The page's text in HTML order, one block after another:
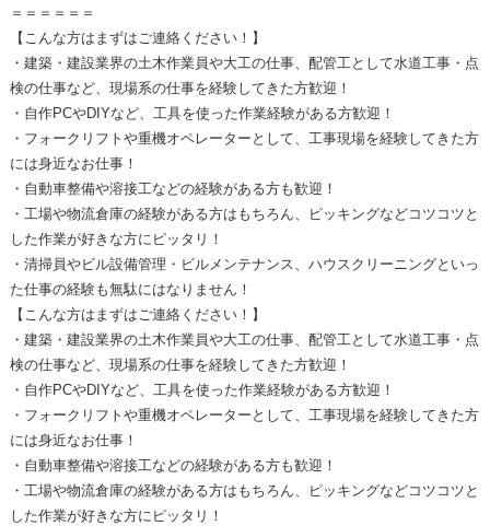
＝＝＝＝＝＝
【こんな方はまずはご連絡ください！】
・建築・建設業界の土木作業員や大工の仕事、配管工として水道工事・点
検の仕事など、現場系の仕事を経験してきた方歓迎！
・自作PCやDIYなど、工具を使った作業経験がある方歓迎！
・フォークリフトや重機オペレーターとして、工事現場を経験してきた方
には身近なお仕事！
・自動車整備や溶接工などの経験がある方も歓迎！
・工場や物流倉庫の経験がある方はもちろん、ピッキングなどコツコツと
した作業が好きな方にピッタリ！
・清掃員やビル設備管理・ビルメンテナンス、ハウスクリーニングといっ
た仕事の経験も無駄にはなりません！
【こんな方はまずはご連絡ください！】
・建築・建設業界の土木作業員や大工の仕事、配管工として水道工事・点
検の仕事など、現場系の仕事を経験してきた方歓迎！
・自作PCやDIYなど、工具を使った作業経験がある方歓迎！
・フォークリフトや重機オペレーターとして、工事現場を経験してきた方
には身近なお仕事！
・自動車整備や溶接工などの経験がある方も歓迎！
・工場や物流倉庫の経験がある方はもちろん、ピッキングなどコツコツと
した作業が好きな方にピッタリ！